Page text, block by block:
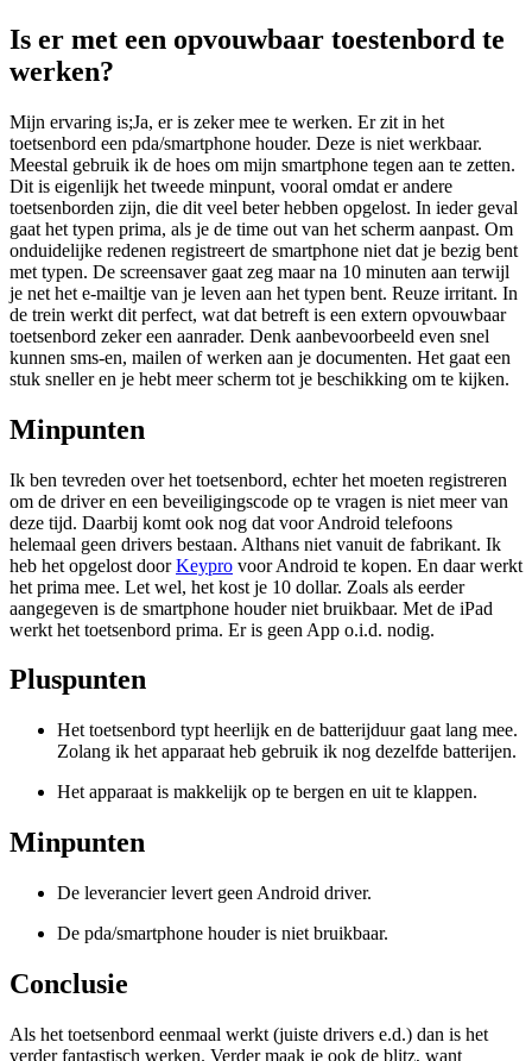
Is er met een opvouwbaar toestenbord te
werken?
Mijn ervaring is;Ja, er is zeker mee te werken. Er zit in het
toetsenbord een pda/smartphone houder. Deze is niet werkbaar.
Meestal gebruik ik de hoes om mijn smartphone tegen aan te zetten.
Dit is eigenlijk het tweede minpunt, vooral omdat er andere
toetsenborden zijn, die dit veel beter hebben opgelost. In ieder geval
gaat het typen prima, als je de time out van het scherm aanpast. Om
onduidelijke redenen registreert de smartphone niet dat je bezig bent
met typen. De screensaver gaat zeg maar na 10 minuten aan terwijl
je net het e-mailtje van je leven aan het typen bent. Reuze irritant. In
de trein werkt dit perfect, wat dat betreft is een extern opvouwbaar
toetsenbord zeker een aanrader. Denk aanbevoorbeeld even snel
kunnen sms-en, mailen of werken aan je documenten. Het gaat een
stuk sneller en je hebt meer scherm tot je beschikking om te kijken.
Minpunten
Ik ben tevreden over het toetsenbord, echter het moeten registreren
om de driver en een beveiligingscode op te vragen is niet meer van
deze tijd. Daarbij komt ook nog dat voor Android telefoons
helemaal geen drivers bestaan. Althans niet vanuit de fabrikant. Ik
heb het opgelost doorKeypro voor Android te kopen. En daar werkt
het prima mee. Let wel, het kost je 10 dollar. Zoals als eerder
aangegeven is de smartphone houder niet bruikbaar. Met de iPad
werkt het toetsenbord prima. Er is geen App o.i.d. nodig.
Pluspunten
Het toetsenbord typt heerlijk en de batterijduur gaat lang mee.
Zolang ik het apparaat heb gebruik ik nog dezelfde batterijen.
Het apparaat is makkelijk op te bergen en uit te klappen.
Minpunten
De leverancier levert geen Android driver.
De pda/smartphone houder is niet bruikbaar.
Conclusie
Als het toetsenbord eenmaal werkt (juiste drivers e.d.) dan is het
verder fantastisch werken. Verder maak je ook de blitz, want